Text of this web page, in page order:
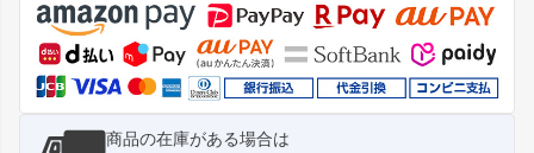
ップ
へ
商品の在庫がある場合は